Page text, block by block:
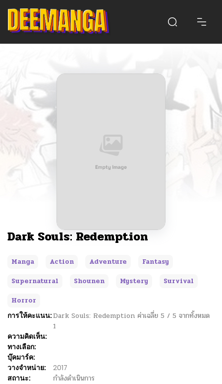
Dark Souls: Redemption
Manga Action Adventure
Fantasy
Supernatural
Shounen Mystery
Survival
Horror
การให้คะแนน:Dark Souls: Redemption ค่าเฉลี่ย 5 / 5 จากทั้งหมด
1
ความคิดเห็น:
ทางเลือก:
บุ๊คมาร์ค:
วางจำหน่าย:
2017
สถานะ:
กำลังดำเนินการ